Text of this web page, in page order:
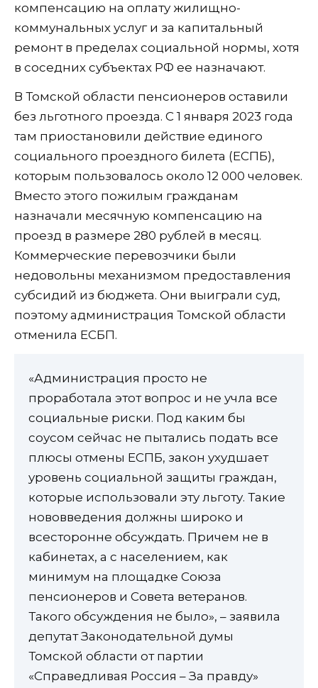
компенсацию на оплату жилищно-
коммунальных услуг и за капитальный
ремонт в пределах социальной нормы, хотя
в соседних субъектах РФ ее назначают.
В Томской области пенсионеров оставили
без льготного проезда. С 1 января 2023 года
там приостановили действие единого
социального проездного билета (ЕСПБ),
которым пользовалось около 12 000 человек.
Вместо этого пожилым гражданам
назначали месячную компенсацию на
проезд в размере 280 рублей в месяц.
Коммерческие перевозчики были
недовольны механизмом предоставления
субсидий из бюджета. Они выиграли суд,
поэтому администрация Томской области
отменила ЕСБП.
«Администрация просто не
проработала этот вопрос и не учла все
социальные риски. Под каким бы
соусом сейчас не пытались подать все
плюсы отмены ЕСПБ, закон ухудшает
уровень социальной защиты граждан,
которые использовали эту льготу. Такие
нововведения должны широко и
всесторонне обсуждать. Причем не в
кабинетах, а с населением, как
минимум на площадке Союза
пенсионеров и Совета ветеранов.
Такого обсуждения не было», – заявила
депутат Законодательной думы
Томской области от партии
«Справедливая Россия – За правду»